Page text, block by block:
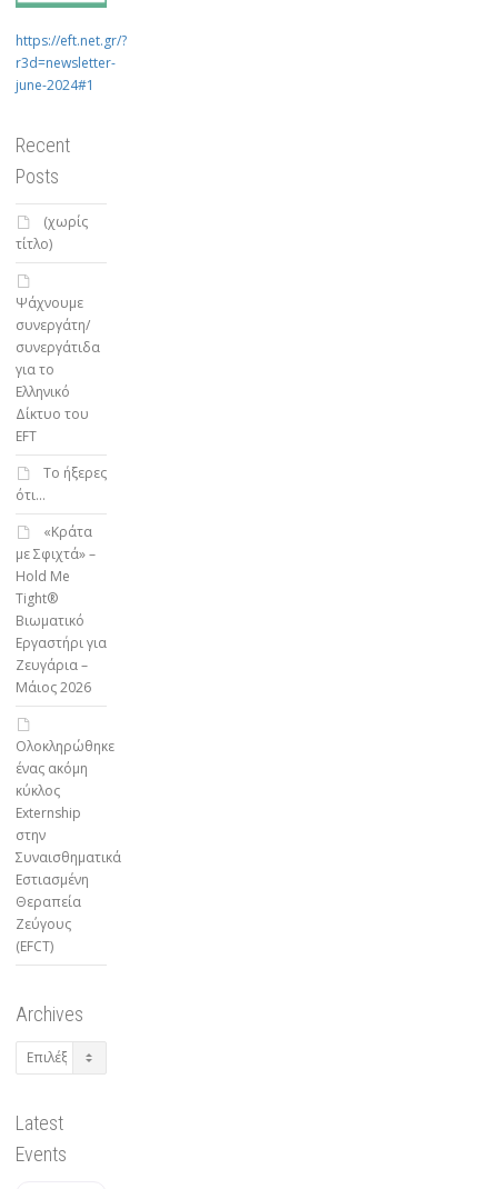
https://eft.net.gr/?
r3d=newsletter-
june-2024#1
Recent
Posts
(χωρίς
τίτλο)
Ψάχνουμε
συνεργάτη/
συνεργάτιδα
για το
Ελληνικό
Δίκτυο του
EFT
To ήξερες
ότι…
«Κράτα
με Σφιχτά» –
Hold Me
Tight®
Βιωματικό
Εργαστήρι για
Ζευγάρια –
Μάιος 2026
Ολοκληρώθηκε
ένας ακόμη
κύκλος
Externship
στην
Συναισθηματικά
Εστιασμένη
Θεραπεία
Ζεύγους
(EFCT)
Archives
Archives
Latest
Events